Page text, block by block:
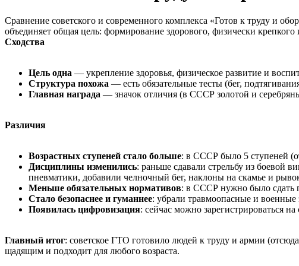
Сравнение советского и современного комплекса «Готов к труду и
объединяет общая цель: формирование здорового, физически
Сходства
Цель одна — укрепление здоровья, физическое развитие и
Структура похожа — есть обязательные тесты (бег,
Главная награда — значок отличия (в СССР золотой и
Различия
Возрастных ступеней стало больше: в СССР было 5 ступеней
Дисциплины изменились: раньше сдавали стрельбу из боевой
пневматики, добавили челночный бег, наклоны на скамье и
Меньше обязательных нормативов: в СССР нужно было сдать
Стало безопаснее и гуманнее: убрали травмоопасные и
Появилась цифровизация: сейчас можно зарегистрироваться
Главный итог: советское ГТО готовило людей к труду и армии
щадящим и подходит для любого возраста.